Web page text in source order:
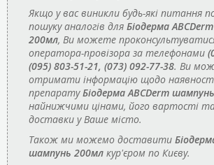
Якщо у вас виникли будь-які питання
пошуку аналогів для Біодерма
200мл, Ви можете
оператора-провізора за телефонами
(095) 803-51-21, (073) 092-77-38. Ви
отримати інформацію щодо
препаратуБіодерма АВСDerm
найнижчими цінами, його вартості
доставки у Ваше місто.
Також ми можемо доставити
шампунь 200мл кур'єром по Києву.